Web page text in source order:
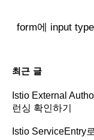
form에 input
최근 글
Istio External
런싱 확인하기
Istio ServiceEntry